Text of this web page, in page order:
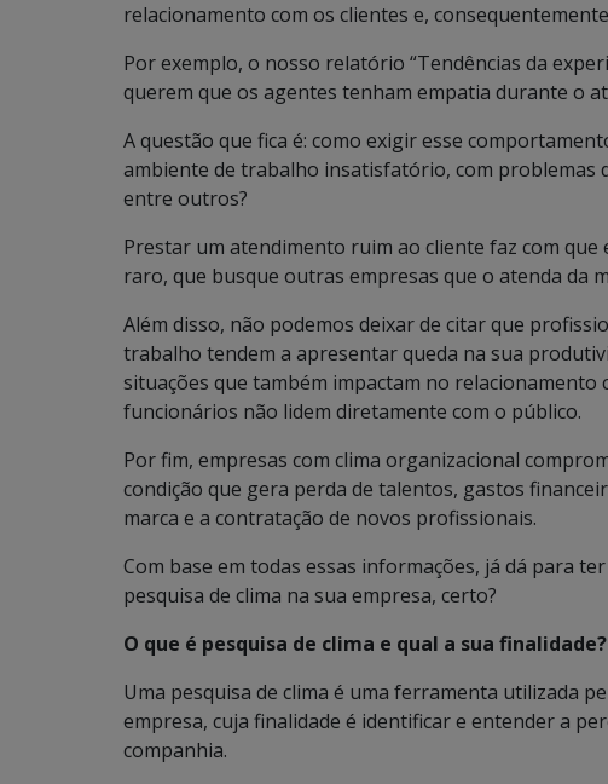
relacionamento com os clientes e,
Por exemplo, o nosso relatório “Tendências da
querem que os agentes tenham empatia durante o
A questão que fica é: como exigir esse
ambiente de trabalho insatisfatório, com problemas
entre outros?
Prestar um atendimento ruim ao cliente faz com que
raro, que busque outras empresas que o atenda da
Além disso, não podemos deixar de citar que
trabalho tendem a apresentar queda na sua
situações que também impactam no relacionamento
funcionários não lidem diretamente com o público.
Por fim, empresas com clima organizacional
condição que gera perda de talentos, gastos
marca e a contratação de novos profissionais.
Com base em todas essas informações, já dá para
pesquisa de clima na sua empresa, certo?
O que é pesquisa de clima e qual a sua finalidade?
Uma pesquisa de clima é uma ferramenta utilizada
empresa, cuja finalidade é identificar e entender a
companhia.